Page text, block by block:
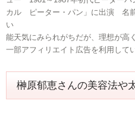
カル ピーター・パン」に出演 名
い
能天気にみられがちだが、理想が高
一部アフィリエイト広告を利用して
榊原郁恵さんの美容法や